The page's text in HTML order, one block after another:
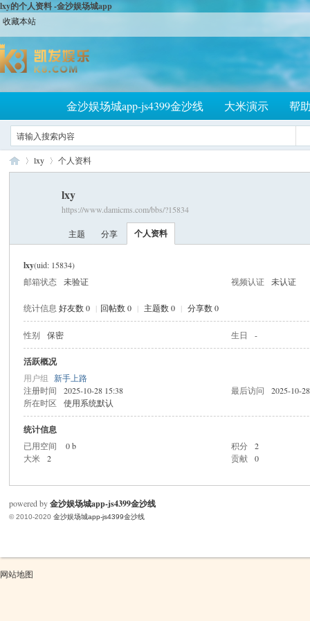
lxy的个人资料 -金沙娱场城app
收藏本站
金沙娱场城app-js4399金沙线 大米演示 帮
lxy 个人资料
lxy
https://www.damicms.com/bbs/?15834
主题 分享 个人资料
lxy(uid: 15834)
邮箱状态
未验证 视频认证 未认证
统计信息 好友数 0 | 回帖数 0 | 主题数 0 | 分享数 0
性别 保密 生日 -
活跃概况
用户组 新手上路
注册时间
2025-10-28 15:38 最后访问
2025-10-
所在时区
使用系统默认
统计信息
已用空间 0 b 积分
2
大米
2 贡献 0
powered by金沙娱场城app-js4399金沙线
© 2010-2020 金沙娱场城app-js4399金沙线
网站地图